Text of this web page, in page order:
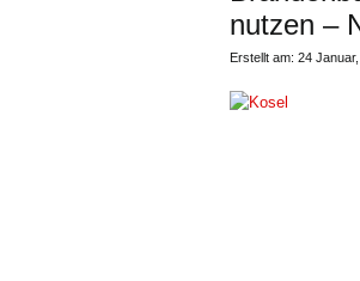
nutzen –
Erstellt am: 24